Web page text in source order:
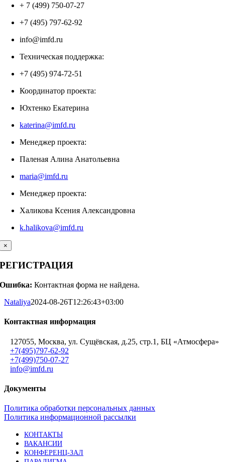
+ 7 (499) 750-07-27
+7 (495) 797-62-92
info@imfd.ru
Техническая поддержка:
+7 (495) 974-72-51
Координатор проекта:
Юхтенко Екатерина
katerina@imfd.ru
Менеджер проекта:
Паленая Алина Анатольевна
maria@imfd.ru
Менеджер проекта:
Халикова Ксения Александровна
k.halikova@imfd.ru
×
РЕГИСТРАЦИЯ
Ошибка: Контактная форма не найдена.
Nataliya2024-08-26T12:26:43+03:00
Контактная информация
127055, Москва, ул. Сущёвская, д.25, стр.1, БЦ «Атмосфера»
+7(495)797-62-92
+7(499)750-07-27
info@imfd.ru
Документы
Политика обработки персональных данных
Политика информационной рассылки
КОНТАКТЫ
ВАКАНСИИ
КОНФЕРЕНЦ-ЗАЛ